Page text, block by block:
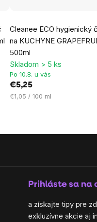
Cleanee ECO hygienický
na KUCHYNE
500ml
Skladom > 5 ks
Po 10.8. u vás
€5,25
Jednotková
€1,05 / 100 ml
Prihláste sa na
a získajte tipy pre
exkluzívne akcie aj